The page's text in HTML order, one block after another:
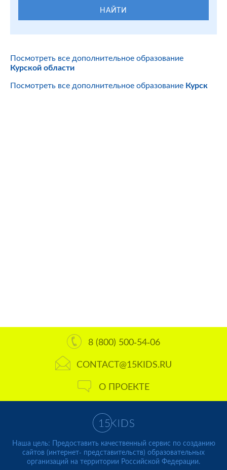
НАЙТИ
Посмотреть все дополнительное образование
Курской области
Посмотреть все дополнительное образование Курск
8 (800) 500-54-06
CONTACT@15KIDS.RU
О ПРОЕКТЕ
Наша цель: Предоставить качественный сервис по созданию
сайтов (интернет- представительств) образовательных
организаций на территории Российской Федерации.